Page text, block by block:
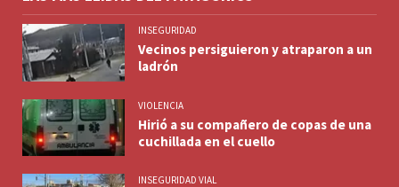
INSEGURIDAD
Vecinos persiguieron y atraparon a un
ladrón
VIOLENCIA
Hirió a su compañero de copas de una
cuchillada en el cuello
INSEGURIDAD VIAL